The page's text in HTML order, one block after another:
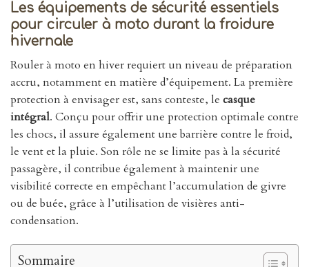
Les équipements de sécurité essentiels
pour circuler à moto durant la froidure
hivernale
Rouler à moto en hiver requiert un niveau de préparation
accru, notamment en matière d’équipement. La première
protection à envisager est, sans conteste, le casque
intégral. Conçu pour offrir une protection optimale contre
les chocs, il assure également une barrière contre le froid,
le vent et la pluie. Son rôle ne se limite pas à la sécurité
passagère, il contribue également à maintenir une
visibilité correcte en empêchant l’accumulation de givre
ou de buée, grâce à l’utilisation de visières anti-
condensation.
Sommaire